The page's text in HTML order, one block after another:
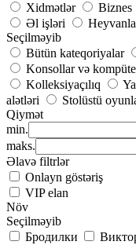
Xidmətlər
Biznes
Əl işləri
Seçilməyib
Bütün kateqoriyalar
Konsollar və
Kolleksiyaçılıq
alətləri
Stolüstü
Qiymət
min.
maks.
Əlavə filtrlər
Onlayn göstəriş
VIP elan
Növ
Seçilməyib
Бродилки